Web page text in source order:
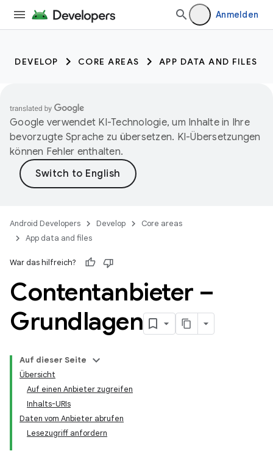
Anmelden
DEVELOP CORE AREAS APP DATA AND FILES
Google verwendet KI-Technologie, um Inhalte in Ihre
bevorzugte Sprache zu übersetzen. KI-Übersetzungen
können Fehler enthalten.
Android Developers Develop
Core areas
App data and files
War das hilfreich?
Contentanbieter –
Grundlagen
Auf dieser Seite
Übersicht
Auf einen Anbieter zugreifen
Inhalts-URIs
Daten vom Anbieter abrufen
Lesezugriff anfordern